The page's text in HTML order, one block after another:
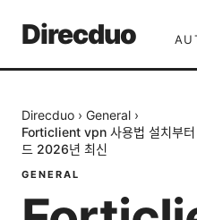
Direcduo
Direcduo › General ›
Forticlient vpn 사용법 설치부터
드 2026년 최신
GENERAL